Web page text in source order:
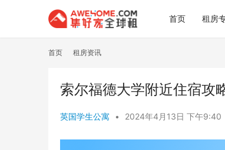
首页 租房
首页 租房资讯
索尔福德大学附近住宿攻
英国学生公寓 • 2024年4月13日 下午9:40